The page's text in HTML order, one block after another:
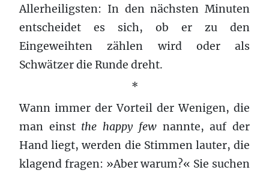
Allerheiligsten: In den nächsten Minuten
entscheidet es sich, ob er zu den
Eingeweihten zählen wird oder als
Schwätzer die Runde dreht.
*
Wann immer der Vorteil der Wenigen, die
man einst the happy fewnannte, auf der
Hand liegt, werden die Stimmen lauter, die
klagend fragen: »Aber warum?« Sie suchen